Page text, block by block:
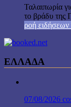
Ταλαιπωρία
το βράδυ της
ροή
ΕΛΛΑΔΑ
07/08/2026